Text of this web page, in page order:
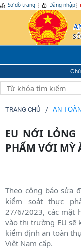
Sơ đồ trang Đăng nhập
TRANG CHỦ AN
EU NỚI LỎNG QUY ĐỊNH AN TOÀN THỰC
PHẨM VỚI MỲ
Theo công báo sửa
kiểm soát thực
27/6/2023, các mặt
vào thị trường EU sẽ
kiểm định an toàn
Việt Nam cấp.